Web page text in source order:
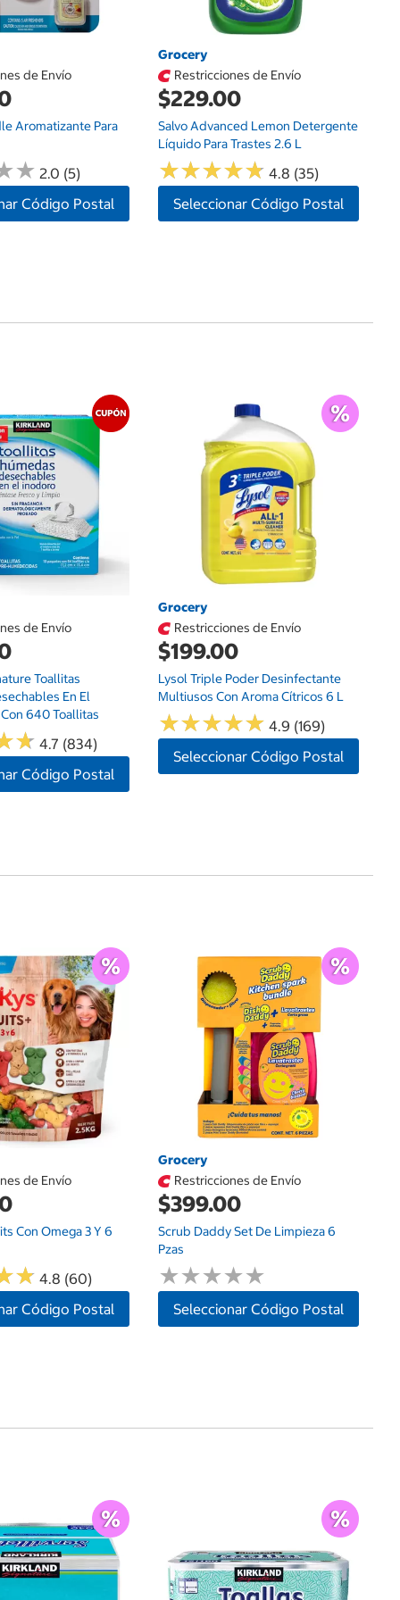
de Envío
Aromatizante Para
★
★ 2.0 (5)
Código Postal
Grocery
Restricciones de Envío
$229.00
Salvo Advanced Lemon Detergente
Líquido Para Trastes 2.6 L
★★★★★
★★★★★ 4.8 (35)
Seleccionar Código Postal
de Envío
Toallitas
En El
640 Toallitas
★
★ 4.7 (834)
Código Postal
Grocery
Restricciones de Envío
$199.00
Lysol Triple Poder Desinfectante
Multiusos Con Aroma Cítricos 6 L
★★★★★
★★★★★ 4.9 (169)
Seleccionar Código Postal
de Envío
Con Omega 3 Y 6
★
★ 4.8 (60)
Código Postal
Grocery
Restricciones de Envío
$399.00
Scrub Daddy Set De Limpieza 6
Pzas
★★★★★
★★★★★
Seleccionar Código Postal